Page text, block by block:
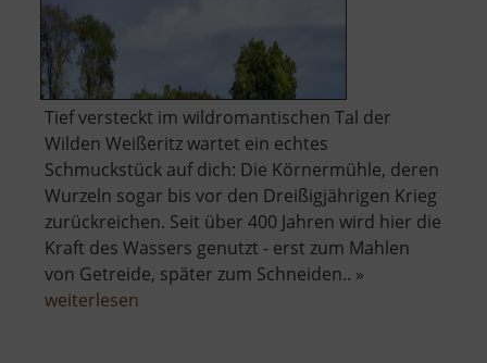
Tief versteckt im wildromantischen Tal der
Wilden Weißeritz wartet ein echtes
Schmuckstück auf dich: Die Körnermühle, deren
Wurzeln sogar bis vor den Dreißigjährigen Krieg
zurückreichen. Seit über 400 Jahren wird hier die
Kraft des Wassers genutzt - erst zum Mahlen
von Getreide, später zum Schneiden.. »
weiterlesen